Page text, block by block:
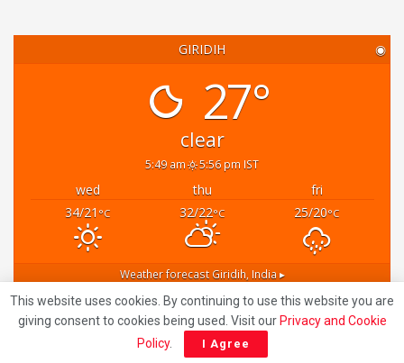
GIRIDIH ◉
27°
clear
5:49 am 5:56 pm IST
wed thu
fri
34/21 °C 32/22°C 25/20°C
Weather forecast Giridih, India ▸
Recent News
Giridih News: गिरिडीह में साइबर ठगी गिरोह का भंडाफोड़: गैस
This website uses cookies. By continuing to use this website you are
giving consent to cookies being used. Visit our Privacy and Cookie
Policy. I Agree